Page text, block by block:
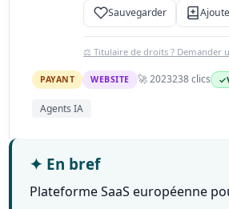
Sauvegarder
⚖️ Titulaire de droits ? Demander
PAYANT WEBSITE 🚀 2023238 clics ✓
Agents IA
✦ En bref
Plateforme SaaS européenne